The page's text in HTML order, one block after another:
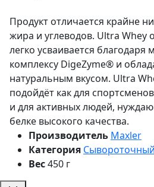
Продукт отличается крайне
жира и углеводов. Ultra Whey
легко усваивается
комплексу DigeZyme® и
натуральным вкусом. Ultra
подойдёт как для
и для активных людей,
белке высокого качества.
Производитель Maxler
Категория
Вес450 г